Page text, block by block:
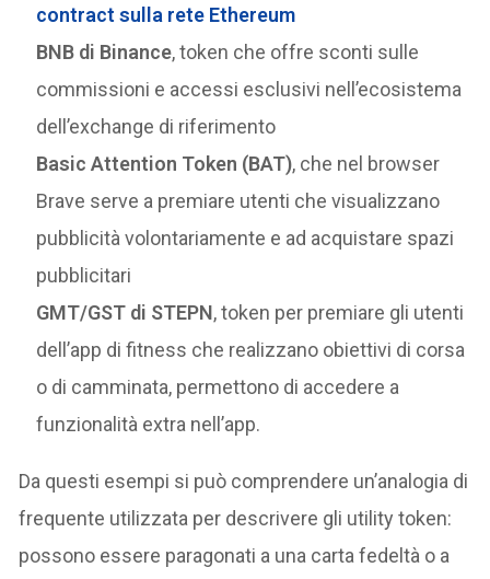
contract sulla rete Ethereum
BNB di Binance, token che offre sconti sulle
commissioni e accessi esclusivi nell’ecosistema
dell’exchange di riferimento
Basic Attention Token (BAT), che nel browser
Brave serve a premiare utenti che visualizzano
pubblicità volontariamente e ad acquistare spazi
pubblicitari
GMT/GST di STEPN, token per premiare gli utenti
dell’app di fitness che realizzano obiettivi di corsa
o di camminata, permettono di accedere a
funzionalità extra nell’app.
Da questi esempi si può comprendere un’analogia di
frequente utilizzata per descrivere gli utility token:
possono essere paragonati a una carta fedeltà o a